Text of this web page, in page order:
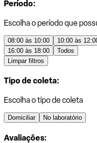
Período:
Escolha o período que
08:00 às 10:00 10:00 às
16:00 às 18:00
Todos
Limpar filtros
Tipo de coleta:
Escolha o tipo de coleta
Domiciliar No laboratório
Avaliações: